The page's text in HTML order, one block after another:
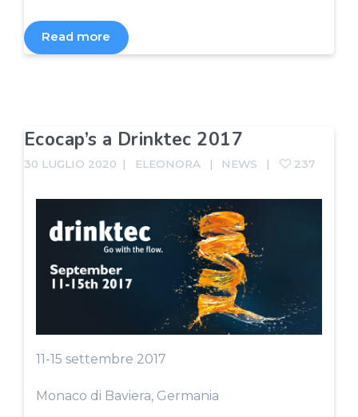
Read more
Ecocap’s a Drinktec 2017
30 LUGLIO 2020 ELEONORA NEWS 237
11-15 settembre 2017
Monaco di Baviera, Germania